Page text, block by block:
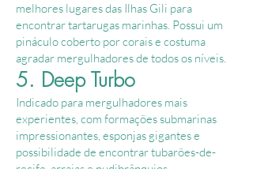
melhores lugares das Ilhas Gili para
encontrar tartarugas marinhas. Possui um
pináculo coberto por corais e costuma
agradar mergulhadores de todos os níveis.
5. Deep Turbo
Indicado para mergulhadores mais
experientes, com formações submarinas
impressionantes, esponjas gigantes e
possibilidade de encontrar tubarões-de-